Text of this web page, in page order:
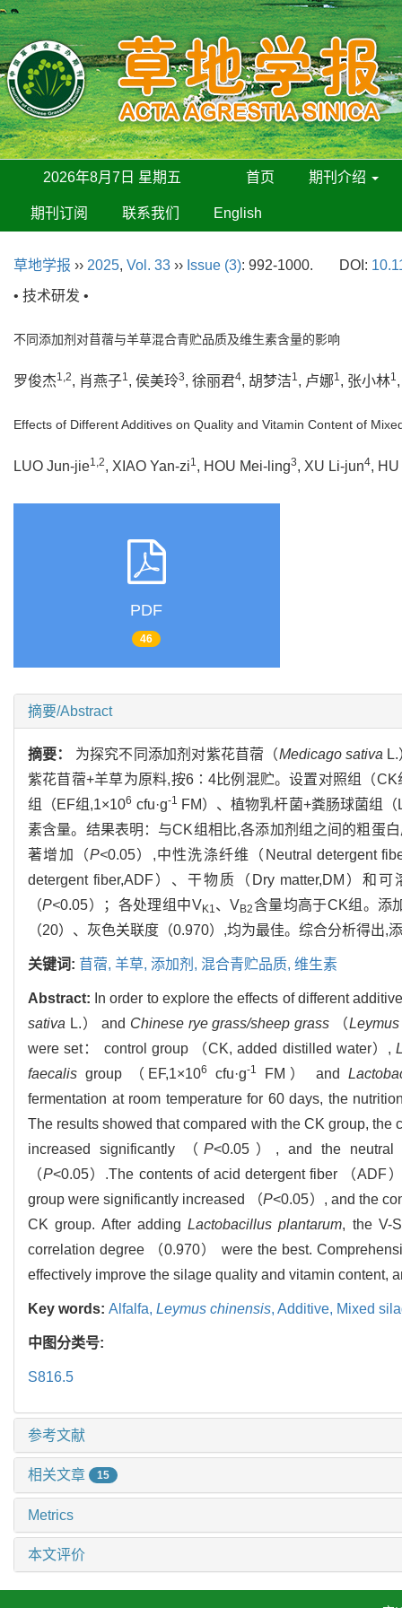
2026年8月7日 星期五 首页 期刊介绍
期刊订阅 联系我们 English
草地学报 ›› 2025, Vol. 33 ›› Issue (3): 992-1000. DOI:
• 技术研发 •
不同添加剂对苜蓿与羊草混合青贮品质及维生素含量的影响
罗俊杰1,2, 肖燕子1, 侯美玲3, 徐丽君4, 胡梦洁1, 卢娜1, 张小林1
Effects of Different Additives on Quality and Vitamin Content of
LUO Jun-jie1,2, XIAO Yan-zi1, HOU Mei-ling3, XU Li-jun4,
PDF
46
摘要/Abstract
摘要： 为探究不同添加剂对紫花苜蓿（Medicago sativa
紫花苜蓿+羊草为原料,按6∶4比例混贮。设置对照组（
组（EF组,1×106 cfu·g-1
FM）、植物乳杆菌+粪肠球菌组
素含量。结果表明：与CK组相比,各添加剂组之间的粗蛋
著增加（P<0.05）,中性洗涤纤维（Neutral detergent
detergent fiber,ADF）、干物质（Dry matter,DM）和
（P<0.05）；各处理组中VK1 、VB2 含量均高于CK组。添
（20）、灰色关联度（0.970）,均为最佳。综合分析得出
关键词: 苜蓿, 羊草, 添加剂, 混合青贮品质, 维生素
Abstract: In order to explore the effects of different
sativa L.） and Chinese rye grass/sheep grass （
were set： control group （CK, added distilled water）,
faecalis group （EF,1×106 cfu·g-1 FM） and
fermentation at room temperature for 60 days, the
The results showed that compared with the CK group,
increased significantly （P<0.05）, and the neutral
（P<0.05）.The contents of acid detergent fiber （ADF
group were significantly increased （P<0.05）, and the
CK group. After addingLactobacillus plantarum, the V-
correlation degree （0.970） were the best.
effectively improve the silage quality and vitamin content,
Key words: Alfalfa, Leymus chinensis, Additive, Mixed
中图分类号:
S816.5
参考文献
相关文章 15
Metrics
本文评价